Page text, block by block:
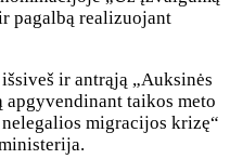
pagalbą realizuojant
ir antrąją „Auksinės
apgyvendinant taikos meto
migracijos krizę“